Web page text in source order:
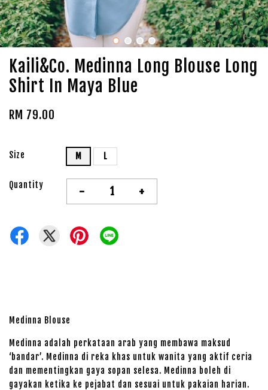
Kaili&Co. Medinna Long Blouse Long
Shirt In Maya Blue
RM 79.00
Size M L
Quantity - +
Medinna Blouse
Medinna adalah perkataan arab yang membawa maksud
‘bandar’. Medinna di reka khas untuk wanita yang aktif ceria
dan mementingkan gaya sopan selesa. Medinna boleh di
gayakan ketika ke pejabat dan sesuai untuk pakaian harian.